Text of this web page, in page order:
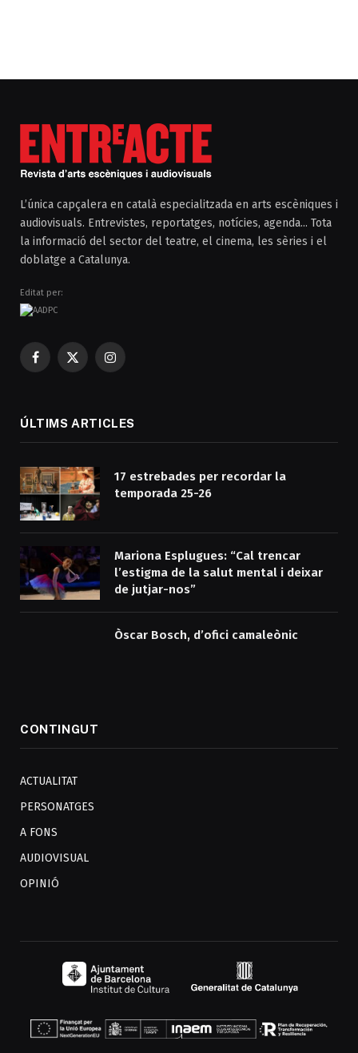
L’única capçalera en català especialitzada en arts escèniques i
audiovisuals. Entrevistes, reportatges, notícies, agenda... Tota
la informació del sector del teatre, el cinema, les sèries i el
doblatge a Catalunya.
Editat per:
Facebook
X
Instagram
ÚLTIMS ARTICLES
17 estrebades per recordar la
temporada 25-26
Mariona Esplugues: “Cal trencar
l’estigma de la salut mental i deixar
de jutjar-nos”
Òscar Bosch, d’ofici camaleònic
CONTINGUT
ACTUALITAT
PERSONATGES
A FONS
AUDIOVISUAL
OPINIÓ